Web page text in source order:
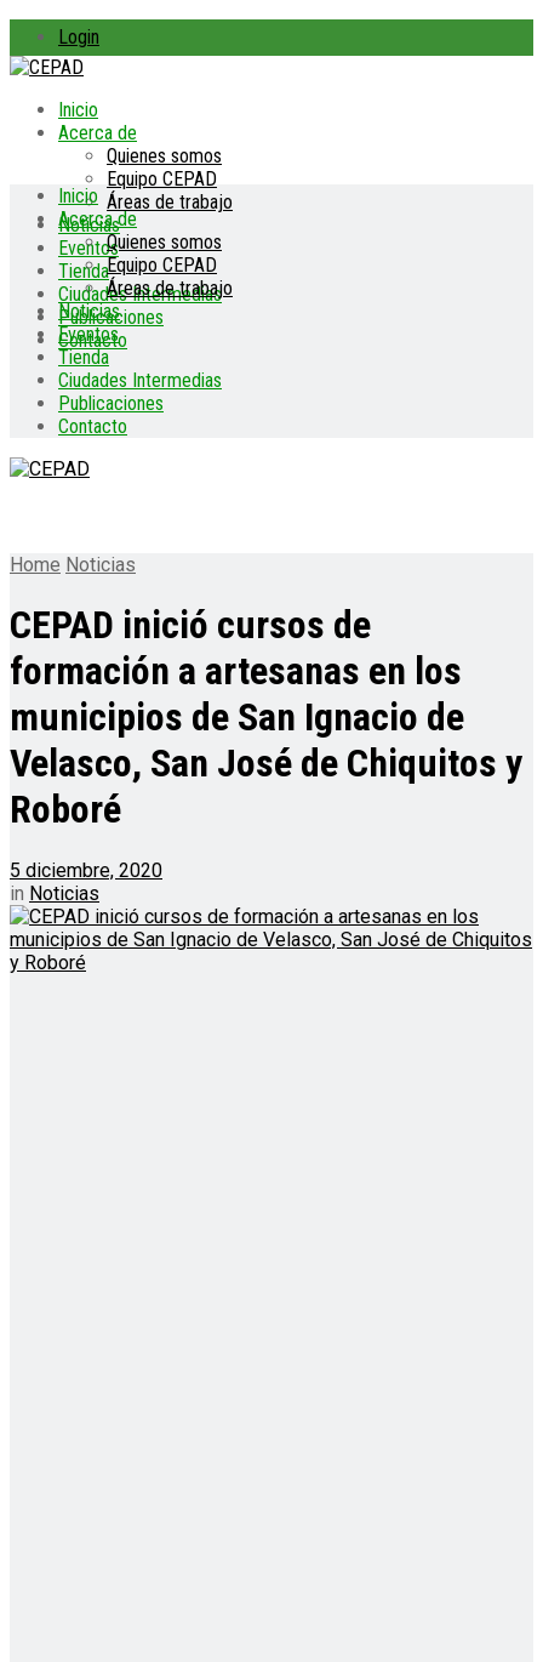
Login
Inicio
Acerca de
Quienes somos
Equipo CEPAD
Áreas de trabajo
Noticias
Eventos
Tienda
Ciudades Intermedias
Publicaciones
Contacto
Inicio
Acerca de
Quienes somos
Equipo CEPAD
Áreas de trabajo
Noticias
Eventos
Tienda
Ciudades Intermedias
Publicaciones
Contacto
Home Noticias
CEPAD inició cursos de
formación a artesanas en los
municipios de San Ignacio de
Velasco, San José de Chiquitos y
Roboré
5 diciembre, 2020
in Noticias